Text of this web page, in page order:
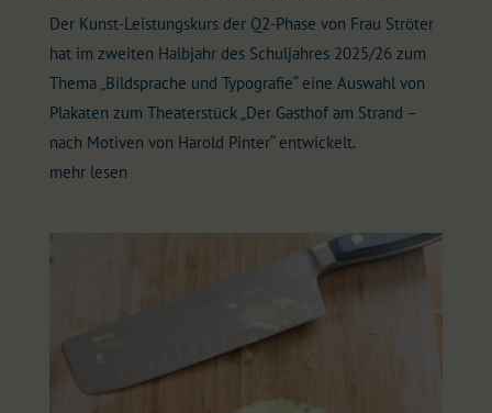
Der Kunst-Leistungskurs der Q2-Phase von Frau Ströter
hat im zweiten Halbjahr des Schuljahres 2025/26 zum
Thema „Bildsprache und Typografie“ eine Auswahl von
Plakaten zum Theaterstück „Der Gasthof am Strand –
nach Motiven von Harold Pinter“ entwickelt.
mehr lesen